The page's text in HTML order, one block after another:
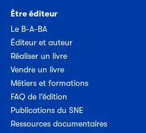
Être éditeur
Le B-A-BA
Éditeur et auteur
Réaliser un livre
Vendre un livre
Métiers et formations
FAQ de l'édition
Publications du SNE
Ressources documentaires